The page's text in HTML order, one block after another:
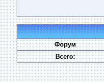
Форум
Всего: